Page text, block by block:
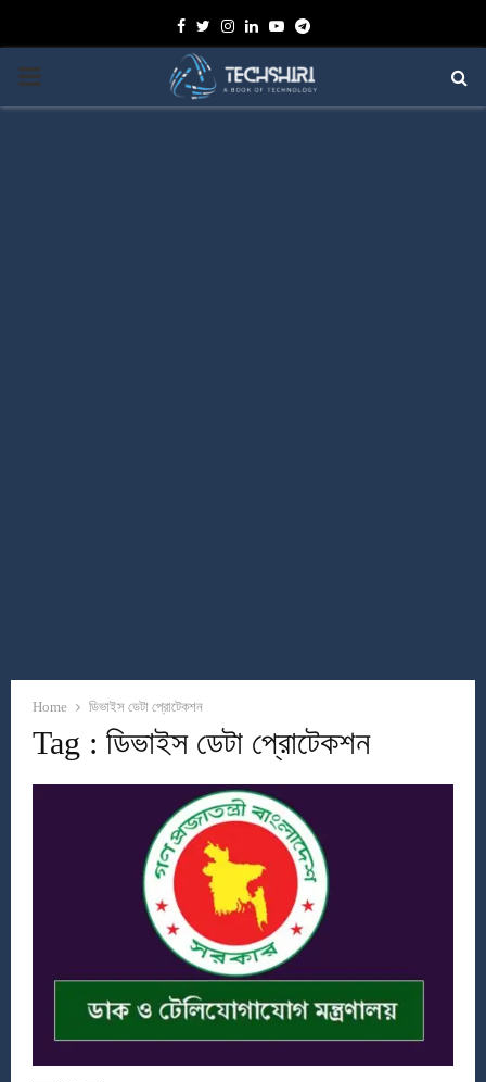
Facebook
TwitterInstagram
Linkedin
YoutubeTelegram
PRIMARY
Home ডিভাইস ডেটা প্রোটেকশন
Tag : ডিভাইস ডেটা প্রোটেকশন